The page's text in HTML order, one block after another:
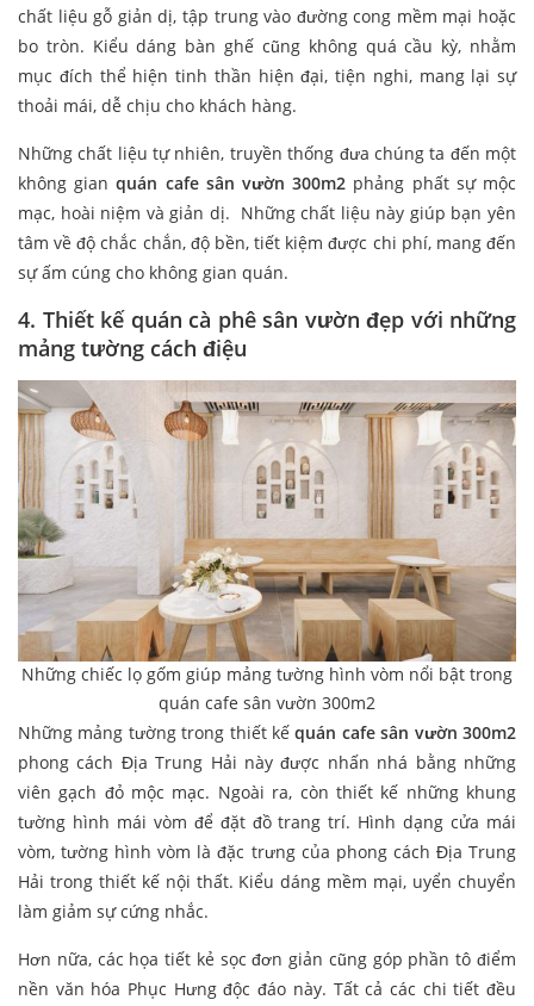
chất liệu gỗ giản dị, tập trung vào đường cong mềm mại hoặc
bo tròn. Kiểu dáng bàn ghế cũng không quá cầu kỳ, nhằm
mục đích thể hiện tinh thần hiện đại, tiện nghi, mang lại sự
thoải mái, dễ chịu cho khách hàng.
Những chất liệu tự nhiên, truyền thống đưa chúng ta đến một
không gian quán cafe sân vườn 300m2 phảng phất sự mộc
mạc, hoài niệm và giản dị. Những chất liệu này giúp bạn yên
tâm về độ chắc chắn, độ bền, tiết kiệm được chi phí, mang đến
sự ấm cúng cho không gian quán.
4. Thiết kế quán cà phê sân vườn đẹp với những
mảng tường cách điệu
Những chiếc lọ gốm giúp mảng tường hình vòm nổi bật trong
quán cafe sân vườn 300m2
Những mảng tường trong thiết kếquán cafe sân vườn 300m2
phong cách Địa Trung Hải này được nhấn nhá bằng những
viên gạch đỏ mộc mạc. Ngoài ra, còn thiết kế những khung
tường hình mái vòm để đặt đồ trang trí. Hình dạng cửa mái
vòm, tường hình vòm là đặc trưng của phong cách Địa Trung
Hải trong thiết kế nội thất. Kiểu dáng mềm mại, uyển chuyển
làm giảm sự cứng nhắc.
Hơn nữa, các họa tiết kẻ sọc đơn giản cũng góp phần tô điểm
nền văn hóa Phục Hưng độc đáo này. Tất cả các chi tiết đều